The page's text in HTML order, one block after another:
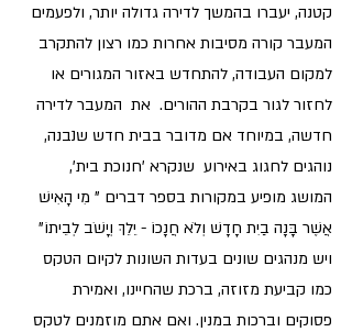
קטנה, יעברו בהמשך לדירה גדולה יותר, ולפעמים
המעבר קורה מסיבות אחרות כמו רצון להתקרב
למקום העבודה, להתחדש באזור המגורים או
לחזור לגור בקרבת ההורים.  את  המעבר לדירה
חדשה, במיוחד אם מדובר בבית חדש שנבנה,
נוהגים לחגוג באירוע  שנקרא 'חנוכת בית',
המושג מופיע במקורות בספר דברים " מִי הָאִישׁ
אֲשֶׁר בָּנָה בַיִת חָדָשׁ וְלֹא חֲנָכוֹ - יֵלֵךְ וְיָשֹׁב לְבֵיתוֹ"
ויש מנהגים שונים בעדות השונות לקיום הטקס
כמו קביעת מזוזה, ברכת שהחיינו, ואמירת
פסוקים וברכות במנין. ואם אתם מוזמנים לטקס